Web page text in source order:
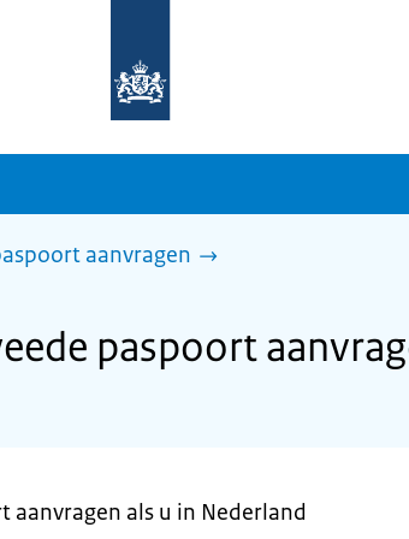
homepage
sdg.rijksoverheid.nl
aanvragen
paspoort
aanvragen als u in Nederland